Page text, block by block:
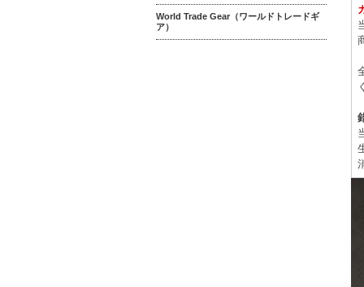
World Trade Gear（ワールドトレードギ
ア）